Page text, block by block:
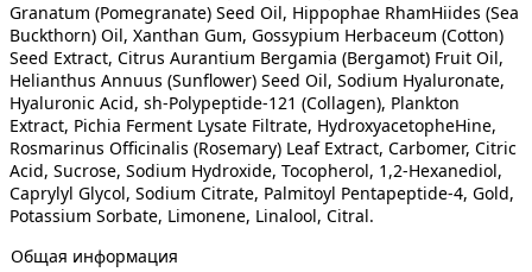
Granatum (Pomegranate) Seed Oil, Hippophae RhamНіides (Sea
Buckthorn) Oil, Xanthan Gum, Gossypium Herbaceum (Cotton)
Seed Extract, Citrus Aurantium Bergamia (Bergamot) Fruit Oil,
Helianthus Annuus (Sunflower) Seed Oil, Sodium Hyaluronate,
Hyaluronic Acid, sh-Polypeptide-121 (Collagen), Plankton
Extract, Pichia Ferment Lysate Filtrate, HydroxyacetopheНіne,
Rosmarinus Officinalis (Rosemary) Leaf Extract, Carbomer, Citric
Acid, Sucrose, Sodium Hydroxide, Tocopherol, 1,2-Hexanediol,
Caprylyl Glycol, Sodium Citrate, Palmitoyl Pentapeptide-4, Gold,
Potassium Sorbate, Limonene, Linalool, Citral.
Общая информация